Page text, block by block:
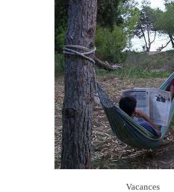
Vacances